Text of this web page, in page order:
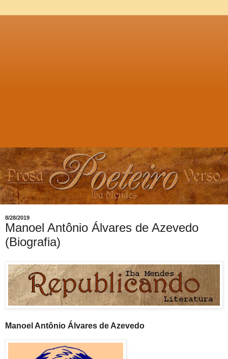
8/28/2019
Manoel Antônio Álvares de Azevedo
(Biografia)
Manoel Antônio Álvares de Azevedo